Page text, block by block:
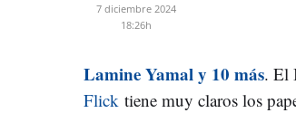
7 diciembre 2024
18:26h
Lamine Yamal y 10 más. El
Flick tiene muy claros los